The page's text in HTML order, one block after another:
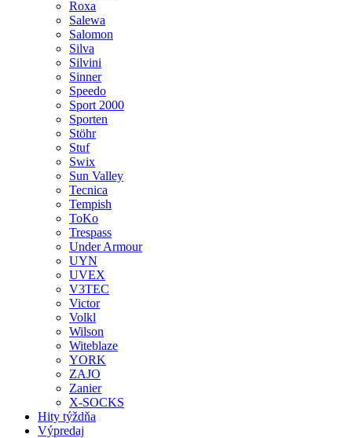
Roxa
Salewa
Salomon
Silva
Silvini
Sinner
Speedo
Sport 2000
Sporten
Stöhr
Stuf
Swix
Sun Valley
Tecnica
Tempish
ToKo
Trespass
Under Armour
UYN
UVEX
V3TEC
Victor
Volkl
Wilson
Witeblaze
YORK
ZAJO
Zanier
X-SOCKS
Hity týždňa
Výpredaj